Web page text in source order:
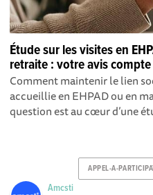
Étude sur les visites en
retraite : votre avis compte
Comment maintenir le lien
accueillie en EHPAD ou en
question est au cœur d’une
APPEL-A-
Amcsti